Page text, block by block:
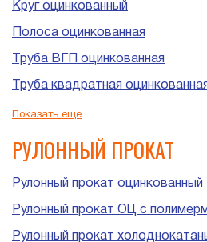
Круг оцинкованный
Полоса оцинкованная
Труба ВГП оцинкованная
Труба квадратная оцинкованная
Труба прямоугольная
Труба ЭСВ оцинкованная
Показать еще
РУЛОННЫЙ ПРОКАТ
Рулонный прокат оцинкованный
Рулонный прокат ОЦ с
Рулонный прокат